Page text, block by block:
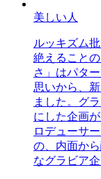
美しい人
ルッキズム
絶えること
さ」はパタ
思いから、
ました。グ
にした企画
ロデューサ
の、内面か
なグラビア